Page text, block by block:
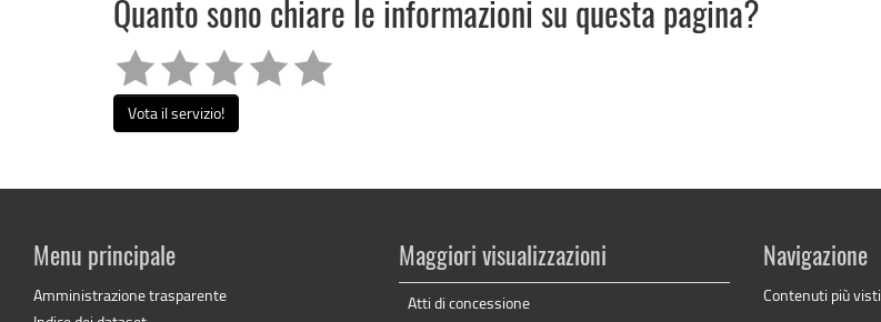
Quanto sono chiare le informazioni su questa pagina?
Vota il servizio!
Menu principale
Amministrazione trasparente
Maggiori visualizzazioni
Atti di concessione
Navigazione
Contenuti più visti